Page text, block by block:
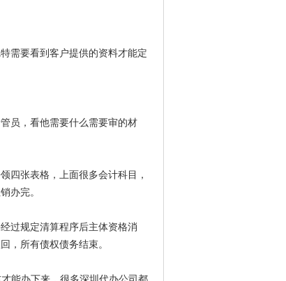
需要看到客户提供的资料才能定
员，看他需要什么需要审的材
四张表格，上面很多会计科目，
办完。
过规定清算程序后主体资格消
，所有债权债务结束。